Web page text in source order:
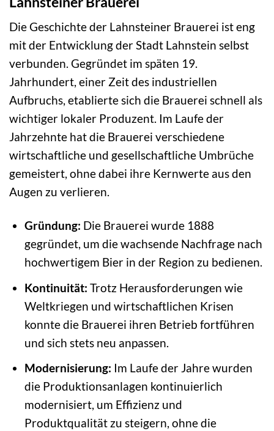
Die Geschichte der Lahnsteiner Brauerei ist eng
mit der Entwicklung der Stadt Lahnstein selbst
verbunden. Gegründet im späten 19.
Jahrhundert, einer Zeit des industriellen
Aufbruchs, etablierte sich die Brauerei schnell als
wichtiger lokaler Produzent. Im Laufe der
Jahrzehnte hat die Brauerei verschiedene
wirtschaftliche und gesellschaftliche Umbrüche
gemeistert, ohne dabei ihre Kernwerte aus den
Augen zu verlieren.
Gründung: Die Brauerei wurde 1888
gegründet, um die wachsende Nachfrage nach
hochwertigem Bier in der Region zu bedienen.
Kontinuität: Trotz Herausforderungen wie
Weltkriegen und wirtschaftlichen Krisen
konnte die Brauerei ihren Betrieb fortführen
und sich stets neu anpassen.
Modernisierung: Im Laufe der Jahre wurden
die Produktionsanlagen kontinuierlich
modernisiert, um Effizienz und
Produktqualität zu steigern, ohne die